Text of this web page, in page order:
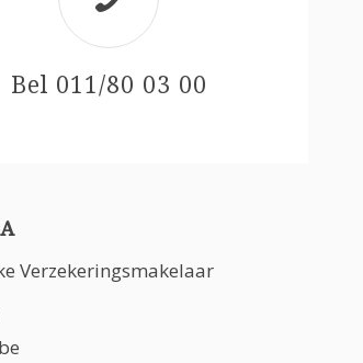
Bel 011/80 03 00
Verzekeringsmakelaar